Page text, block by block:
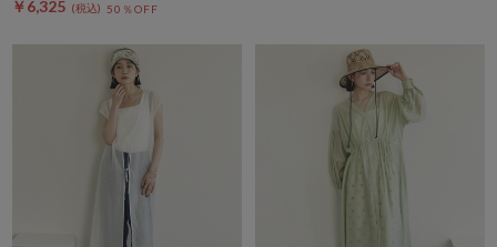
￥6,325 50％OFF